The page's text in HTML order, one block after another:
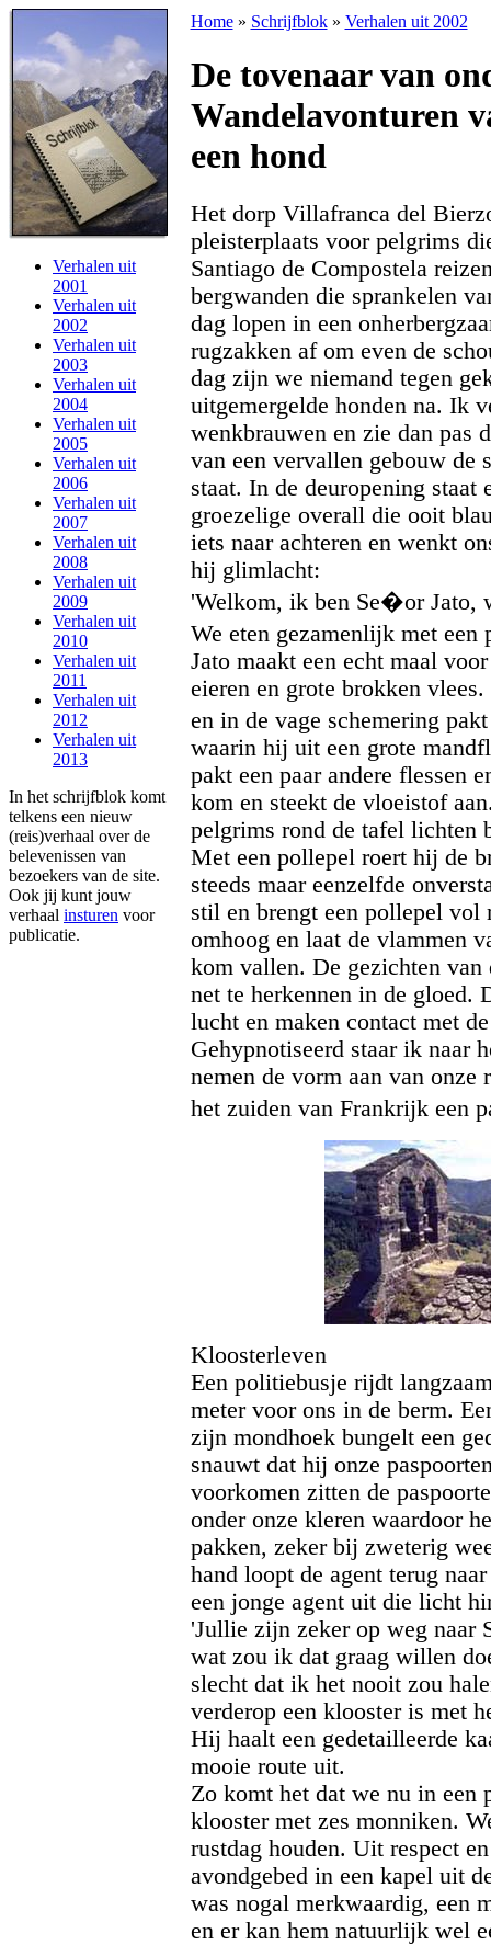
Verhalen uit
2001
Verhalen uit
2002
Verhalen uit
2003
Verhalen uit
2004
Verhalen uit
2005
Verhalen uit
2006
Verhalen uit
2007
Verhalen uit
2008
Verhalen uit
2009
Verhalen uit
2010
Verhalen uit
2011
Verhalen uit
2012
Verhalen uit
2013
In het schrijfblok komt
telkens een nieuw
(reis)verhaal over de
belevenissen van
bezoekers van de site.
Ook jij kunt jouw
verhaal insturen voor
publicatie.
Home» Schrijfblok» Verhalen uit 2002
De tovenaar van
Wandelavonturen
een hond
Het dorp Villafranca del
pleisterplaats voor pelgrims
Santiago de Compostela
bergwanden die sprankelen
dag lopen in een
rugzakken af om even de
dag zijn we niemand tegen
uitgemergelde honden na. Ik
wenkbrauwen en zie dan pas
van een vervallen gebouw de
staat. In de deuropening staat
groezelige overall die ooit
iets naar achteren en wenkt
hij glimlacht:
'Welkom, ik ben Se�or Jato,
We eten gezamenlijk met
Jato maakt een echt maal
eieren en grote brokken
en in de vage schemering
waarin hij uit een grote
pakt een paar andere flessen
kom en steekt de vloeistof
pelgrims rond de tafel lichten
Met een pollepel roert hij de
steeds maar eenzelfde
stil en brengt een pollepel vol
omhoog en laat de vlammen
kom vallen. De gezichten
net te herkennen in de gloed.
lucht en maken contact met
Gehypnotiseerd staar ik naar
nemen de vorm aan van onze
het zuiden van Frankrijk een
Kloosterleven
Een politiebusje rijdt
meter voor ons in de berm.
zijn mondhoek bungelt een
snauwt dat hij onze
voorkomen zitten de
onder onze kleren waardoor
pakken, zeker bij zweterig
hand loopt de agent terug
een jonge agent uit die licht
'Jullie zijn zeker op weg naar
wat zou ik dat graag willen
slecht dat ik het nooit zou
verderop een klooster is met
Hij haalt een gedetailleerde
mooie route uit.
Zo komt het dat we nu in een
klooster met zes monniken.
rustdag houden. Uit respect
avondgebed in een kapel uit
was nogal merkwaardig, een
en er kan hem natuurlijk wel